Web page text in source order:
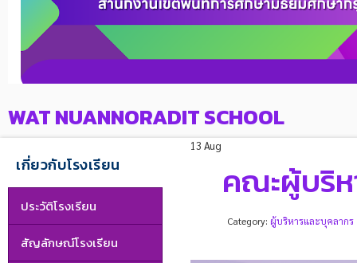
WAT NUANNORADIT SCHOOL
เกี่ยวกับโรงเรียน
ประวัติโรงเรียน
สัญลักษณ์โรงเรียน
13 Aug
คณะผู้บริห
Category: ผู้บริหารและบุคลากร